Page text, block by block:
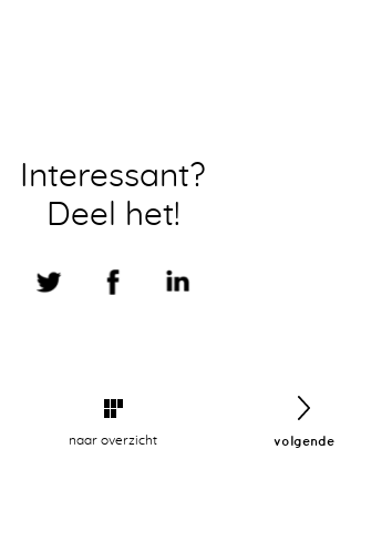
Interessant?
Deel het!
naar overzicht volgende